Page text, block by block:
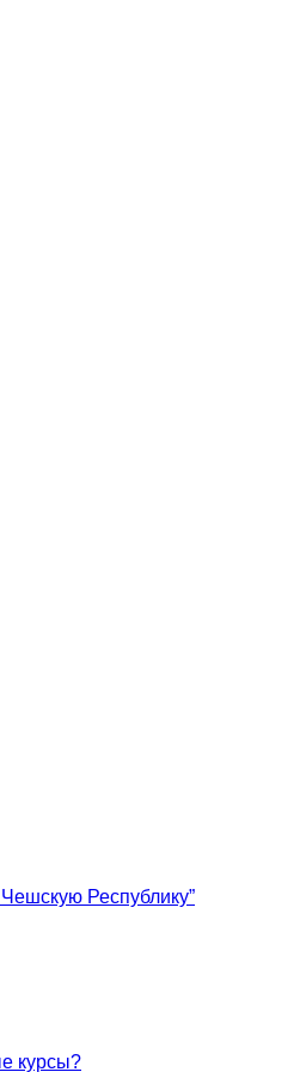
Республику”
курсы?